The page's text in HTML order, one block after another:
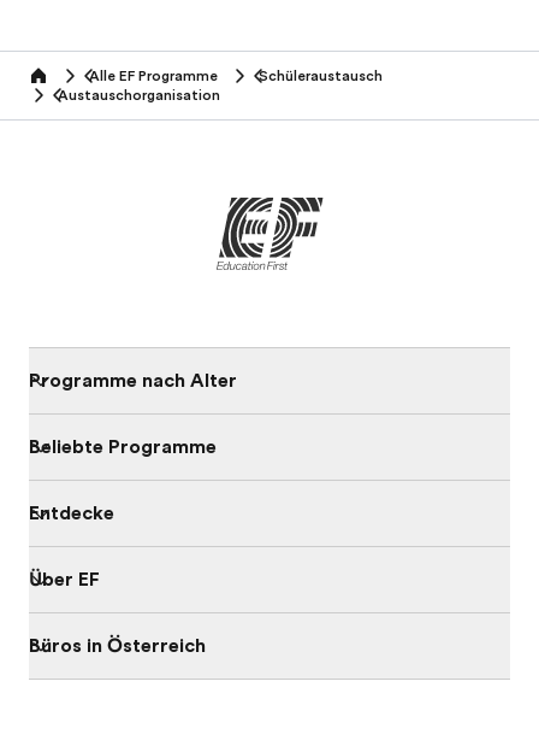
home Alle EF Programme
Schüleraustausch
Austauschorganisation
Programme nach Alter
Beliebte Programme
Entdecke
Über EF
Büros in Österreich